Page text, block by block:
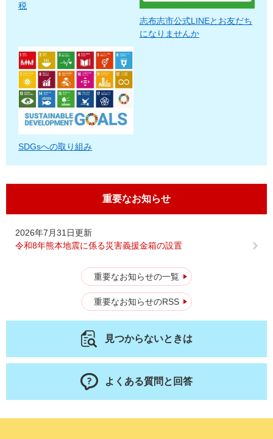
税
志布志市公式LINEとお友だち
になりませんか
SDGsへの取り組み
重要なお知らせ
2026年7月31日更新
令和8年熊本地震に係る災害義援金箱の設置
重要なお知らせの一覧
重要なお知らせのRSS
見つからないときは
よくある質問と回答